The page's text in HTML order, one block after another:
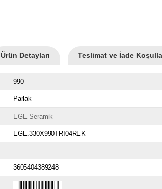
Ürün Detayları Teslimat ve İade
990
Parlak
EGE Seramik
EGE.330X990TRI04REK
3605404389248